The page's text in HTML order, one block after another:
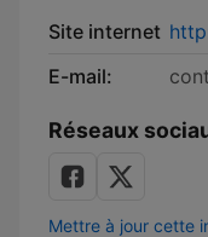
Site internet
E-mail:
Réseaux
Mettre à jour cette